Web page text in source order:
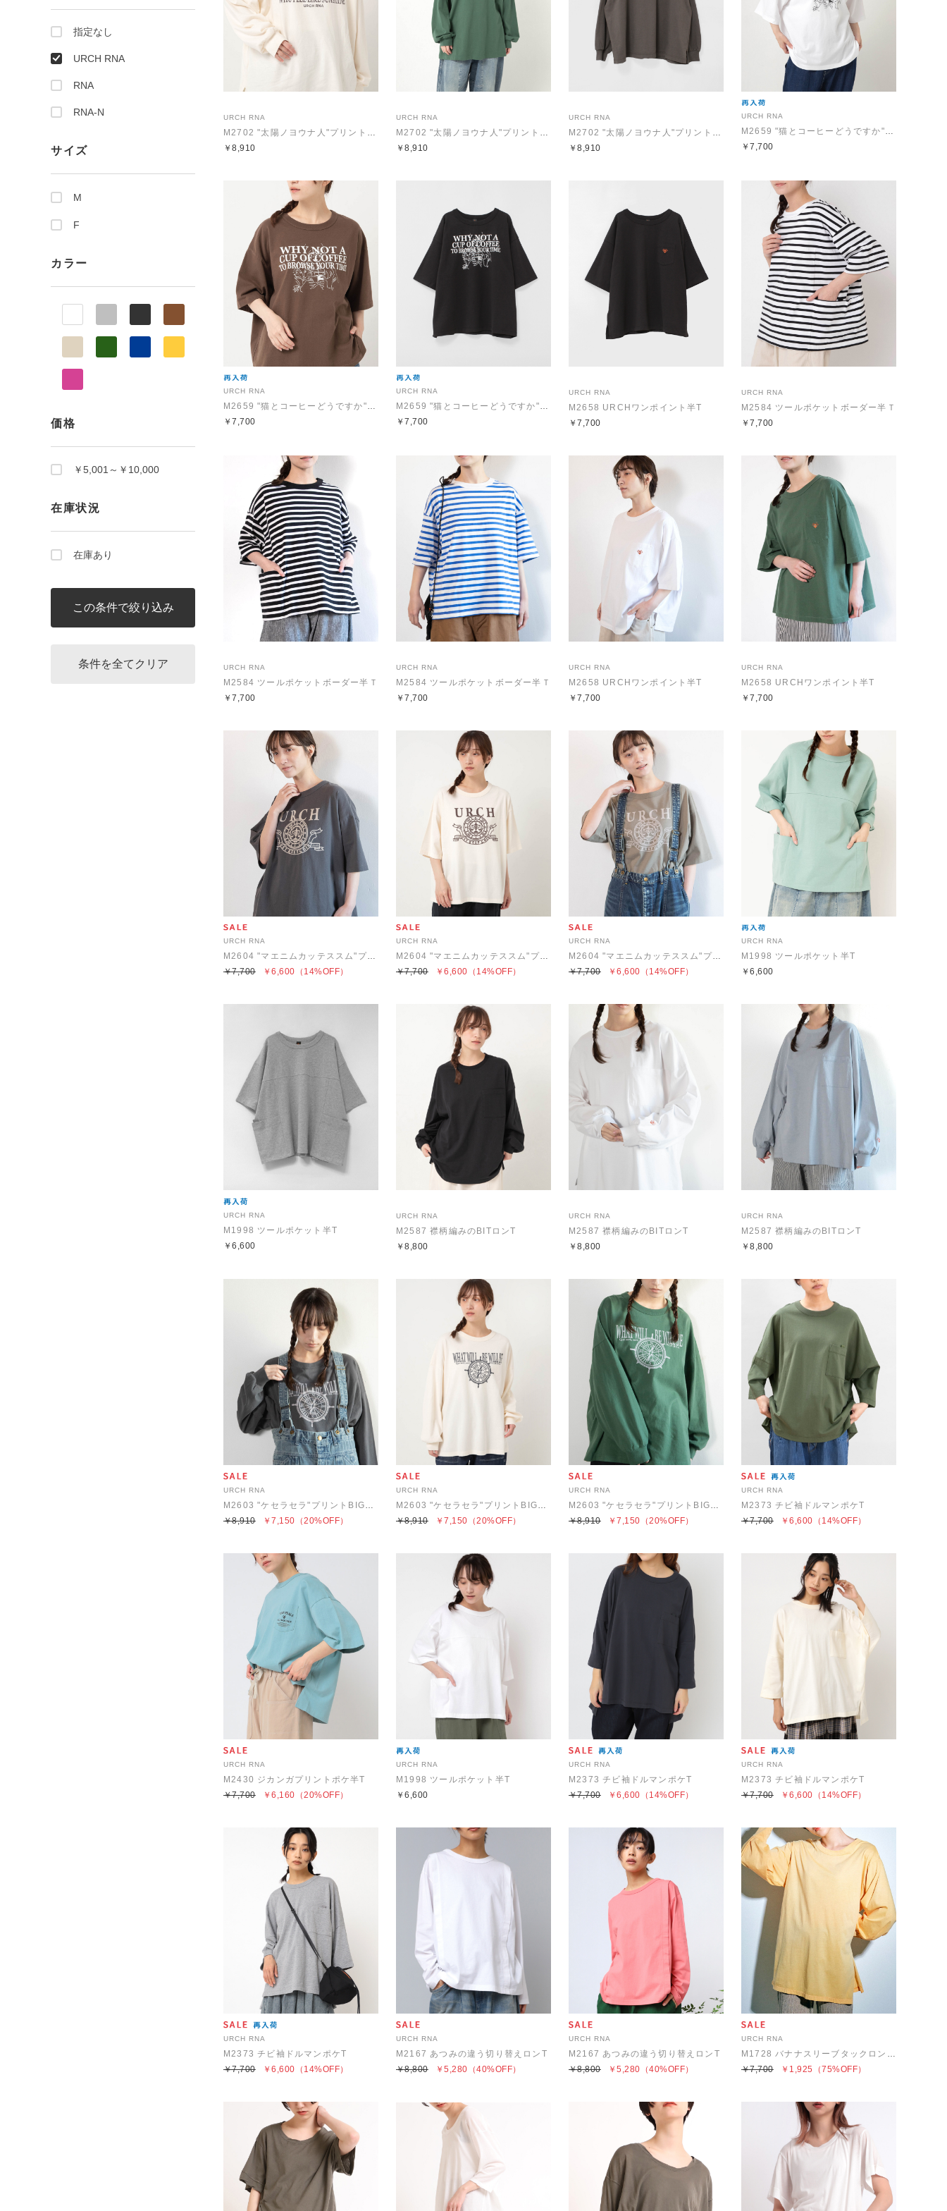
指定なし
URCH RNA
RNA
RNA-N
サイズ
M
F
カラー
価格
￥5,001～￥10,000
在庫状況
在庫あり
URCH RNA
￥8,910
URCH RNA
￥8,910
URCH RNA
￥8,910
URCH RNA
M2659 "猫とコーヒーどうですか"プリント半Ｔ
￥7,700
URCH RNA
M2659 "猫とコーヒーどうですか"プリント半Ｔ
￥7,700
URCH RNA
M2659 "猫とコーヒーどうですか"プリント半Ｔ
￥7,700
URCH RNA
M2658 URCHワンポイント半T
￥7,700
URCH RNA
M2584 ツールポケットボーダー半Ｔ
￥7,700
URCH RNA
M2584 ツールポケットボーダー半Ｔ
￥7,700
URCH RNA
M2584 ツールポケットボーダー半Ｔ
￥7,700
URCH RNA
M2658 URCHワンポイント半T
￥7,700
URCH RNA
M2658 URCHワンポイント半T
￥7,700
URCH RNA
M2604 "マエニムカッテススム"プリント半T
￥6,600
￥7,700 （14%OFF）
URCH RNA
M2604 "マエニムカッテススム"プリント半T
￥6,600
￥7,700 （14%OFF）
URCH RNA
M2604 "マエニムカッテススム"プリント半T
￥6,600
￥7,700 （14%OFF）
URCH RNA
M1998 ツールポケット半T
￥6,600
URCH RNA
M1998 ツールポケット半T
￥6,600
URCH RNA
M2587 襟柄編みのBITロンT
￥8,800
URCH RNA
M2587 襟柄編みのBITロンT
￥8,800
URCH RNA
M2587 襟柄編みのBITロンT
￥8,800
URCH RNA
M2603 "ケセラセラ"プリントBIGロンT
￥7,150
￥8,910 （20%OFF）
URCH RNA
M2603 "ケセラセラ"プリントBIGロンT
￥7,150
￥8,910 （20%OFF）
URCH RNA
M2603 "ケセラセラ"プリントBIGロンT
￥7,150
￥8,910 （20%OFF）
URCH RNA
M2373 チビ袖ドルマンポケT
￥6,600
￥7,700 （14%OFF）
URCH RNA
M2430 ジカンガプリントポケ半T
￥6,160
￥7,700 （20%OFF）
URCH RNA
M1998 ツールポケット半T
￥6,600
URCH RNA
M2373 チビ袖ドルマンポケT
￥6,600
￥7,700 （14%OFF）
URCH RNA
M2373 チビ袖ドルマンポケT
￥6,600
￥7,700 （14%OFF）
URCH RNA
M2373 チビ袖ドルマンポケT
￥6,600
￥7,700 （14%OFF）
URCH RNA
M2167 あつみの違う切り替えロンT
￥5,280
￥8,800 （40%OFF）
URCH RNA
M2167 あつみの違う切り替えロンT
￥5,280
￥8,800 （40%OFF）
URCH RNA
M1728 バナナスリーブタックロングTシャツ
￥1,925
￥7,700 （75%OFF）